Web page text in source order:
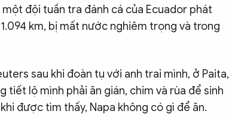
đội tuần tra đánh cá của Ecuador phát
km, bị mất nước nghiêm trọng và trong
sau khi đoàn tụ với anh trai mình, ở Paita,
tiết lộ mình phải ăn gián, chim và rùa để sinh
được tìm thấy, Napa không có gì để ăn.